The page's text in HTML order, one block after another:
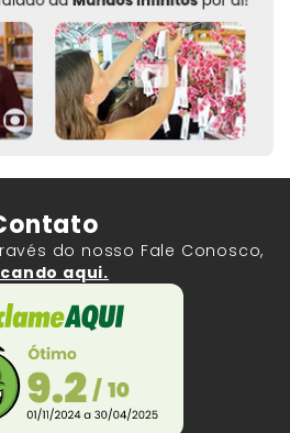
do nosso Fale Conosco,
aqui.